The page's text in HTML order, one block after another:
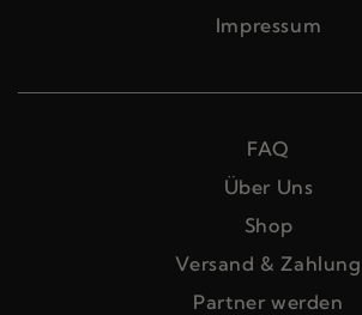
FAQ
Über Uns
Shop
Versand & Zahlung
Partner werden
Impressum